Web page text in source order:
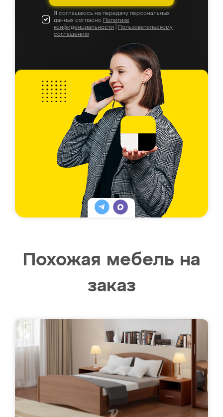
Я соглашаюсь на передачу персональных
данных согласно Политике
конфиденциальности
Пользовательскому
соглашению
Похожая мебель на
заказ